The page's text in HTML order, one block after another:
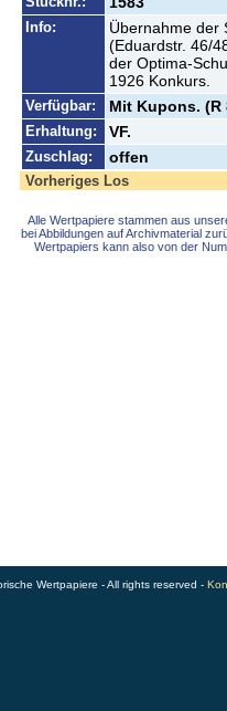
Info:
Übernahme der
(Eduardstr. 46/
der Optima-
1926 Konkurs.
Verfügbar: Mit Kupons. (R
Erhaltung: VF.
Zuschlag: offen
Vorheriges Los
Alle Wertpapiere stammen aus
bei Abbildungen auf Archivmaterial
Wertpapiers kann also von der
Wertpapiere - All rights reserved -